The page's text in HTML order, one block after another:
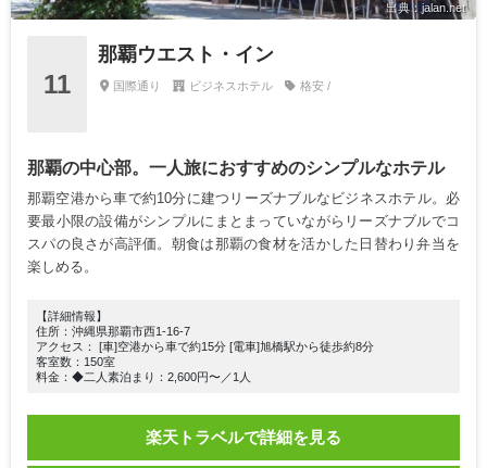
出典：jalan.net
11
那覇ウエスト・イン
国際通り ビジネスホテル 格安 /
那覇の中心部。一人旅におすすめのシンプルなホテル
那覇空港から車で約10分に建つリーズナブルなビジネスホテル。必
要最小限の設備がシンプルにまとまっていながらリーズナブルでコ
スパの良さが高評価。朝食は那覇の食材を活かした日替わり弁当を
楽しめる。
【詳細情報】
住所：沖縄県那覇市西1-16-7
アクセス： [車]空港から車で約15分 [電車]旭橋駅から徒歩約8分
客室数：150室
料金：◆二人素泊まり：2,600円〜／1人
楽天トラベルで詳細を見る